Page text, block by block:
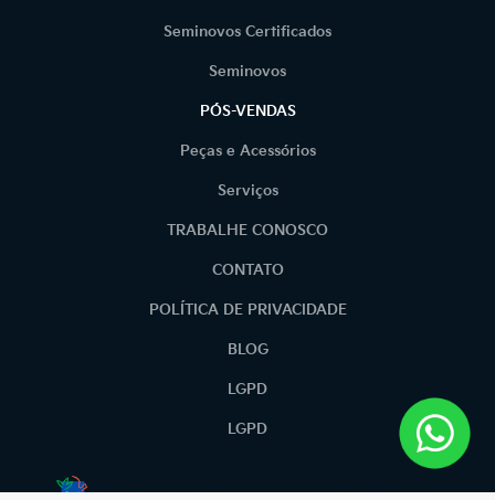
Seminovos Certificados
Seminovos
PÓS-VENDAS
Peças e Acessórios
Serviços
TRABALHE CONOSCO
CONTATO
POLÍTICA DE PRIVACIDADE
BLOG
LGPD
LGPD
No trânsito, enxergar o outro salva vidas.